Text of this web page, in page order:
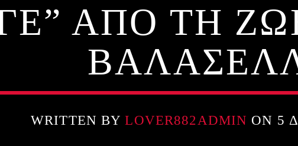
ΑΠΟ ΤΗ
WRITTEN BYLOVER882ADMIN ON 5